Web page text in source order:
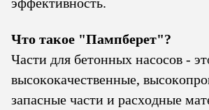
Что такое "Пампберет"?
Части для бетонных насосов -
высококачественные,
запасные части и расходные